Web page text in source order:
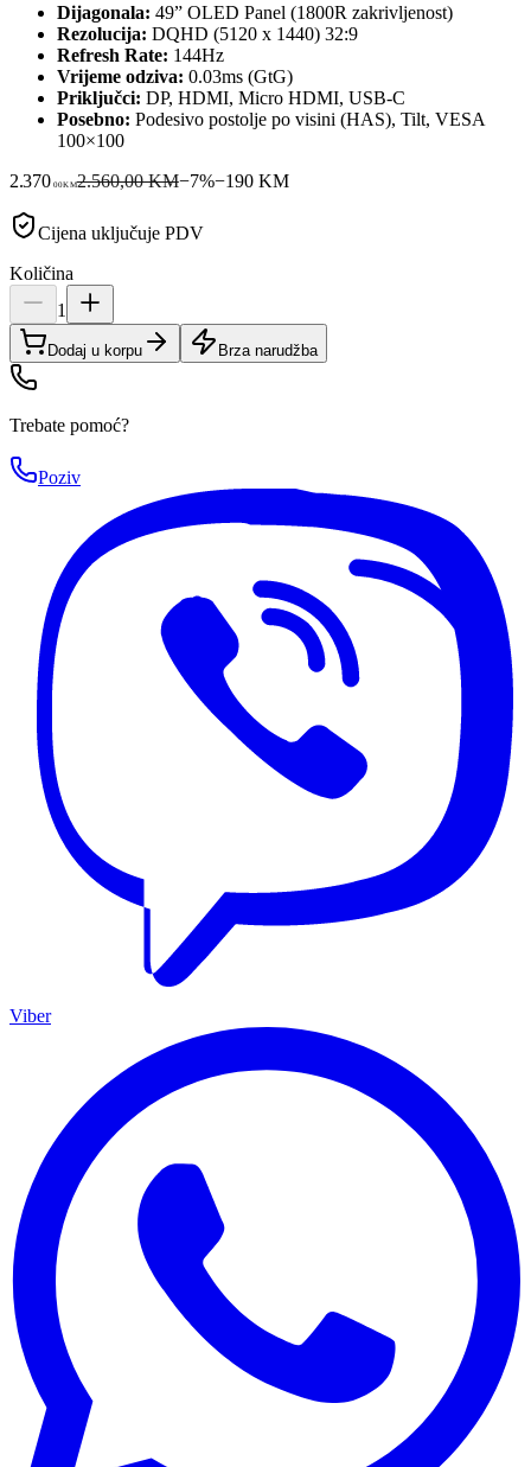
Dijagonala: 49” OLED Panel (1800R zakrivljenost)
Rezolucija: DQHD (5120 x 1440) 32:9
Refresh Rate: 144Hz
Vrijeme odziva: 0.03ms (GtG)
Priključci: DP, HDMI, Micro HDMI, USB-C
Posebno: Podesivo postolje po visini (HAS), Tilt, VESA
100×100
2.370 00KM2.560,00 KM−7%−190KM
Cijena uključuje PDV
Količina
1
Dodaj u korpu Brza narudžba
Trebate pomoć?
Poziv
Viber